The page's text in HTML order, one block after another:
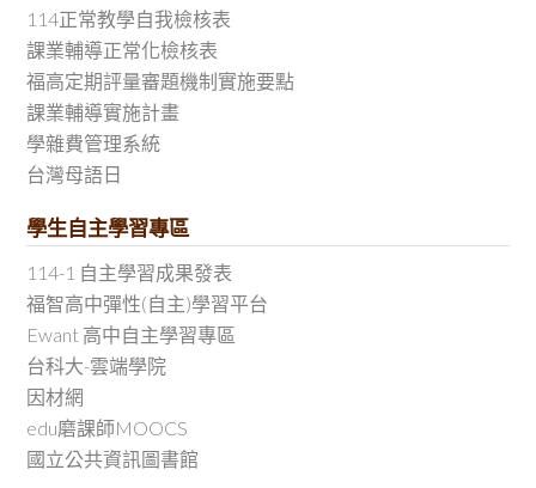
114正常教學自我檢核表
課業輔導正常化檢核表
福高定期評量審題機制實施要點
課業輔導實施計畫
學雜費管理系統
台灣母語日
學生自主學習專區
114-1 自主學習成果發表
福智高中彈性(自主)學習平台
Ewant 高中自主學習專區
台科大-雲端學院
因材網
edu磨課師MOOCS
國立公共資訊圖書館